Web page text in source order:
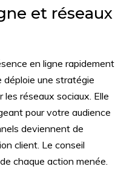
et réseaux
en ligne rapidement
déploie une stratégie
les réseaux sociaux. Elle
pour votre audience
deviennent de
client. Le conseil
chaque action menée.